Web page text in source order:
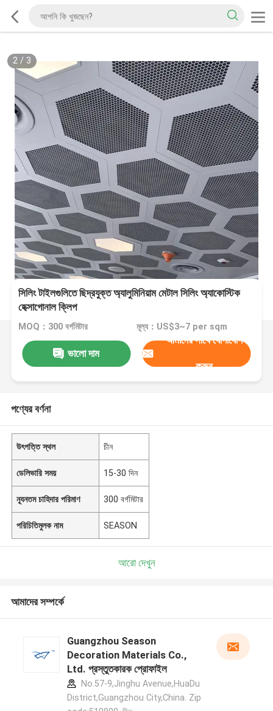
2/ 3
সিলিং টাইলগুলিতে ছিদ্রযুক্ত অ্যালুমিনিয়াম মেটাল সিলিং অ্যাকোস্টিক
হেক্সাগোনাল ক্লিপ
MOQ：300 বর্গমিটার মূল্য：US$3~7 per sqm
ভালো দাম
আমাদের সাথে যোগাযোগ
করুন
পণ্যের বর্ণনা
উৎপত্তি স্থল চীন
ডেলিভারি সময় 15-30 দিন
ন্যূনতম চাহিদার পরিমাণ 300 বর্গমিটার
পরিচিতিমুলক নাম SEASON
আরো দেখুন
আমাদের সম্পর্কে
Guangzhou Season
Decoration Materials Co.,
Ltd. প্রস্তুতকারক প্রোফাইল
No.57-9,Jinghu Avenue,HuaDu
District,Guangzhou City,China. Zip